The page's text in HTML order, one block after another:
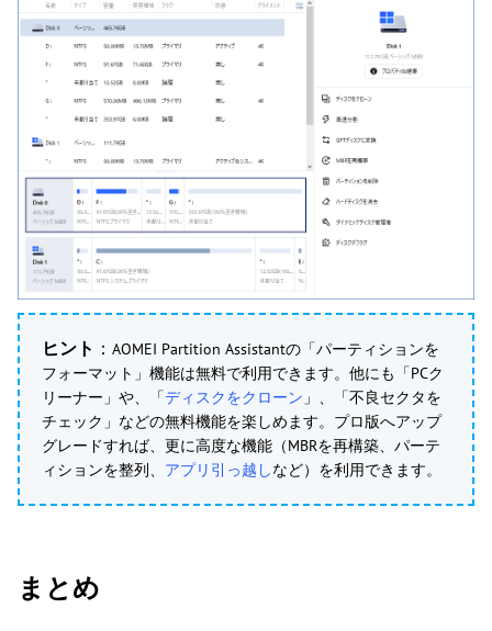
ヒント ： AOMEI Partition Assistantの「パーティションを
フォーマット」機能は無料で利用できます。他にも「PCク
リーナー」や、「ディスクをクローン 」、「不良セクタを
チェック」などの無料機能を楽しめます。プロ版へアップ
グレードすれば、更に高度な機能（MBRを再構築、パーテ
ィションを整列、 アプリ引っ越しなど）を利用できます。
まとめ